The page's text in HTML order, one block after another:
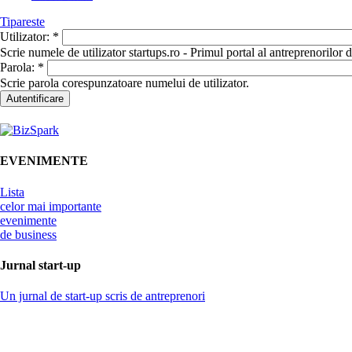
Tipareste
Utilizator: *
Scrie numele de utilizator startups.ro - Primul portal al antreprenorilor
Parola: *
Scrie parola corespunzatoare numelui de utilizator.
EVENIMENTE
Lista
celor mai importante
evenimente
de business
Jurnal start-up
Un jurnal de start-up scris de antreprenori